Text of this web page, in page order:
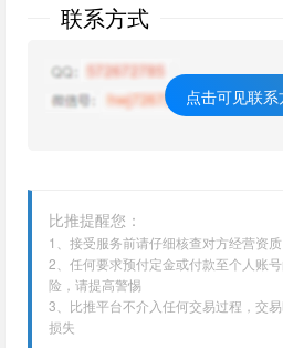
联系方式
点击可见联系
比推提醒您：
1、接受服务前请仔细核查对方经营资
2、任何要求预付定金或付款至个人账
险，请提高警惕
3、比推平台不介入任何交易过程，交
损失